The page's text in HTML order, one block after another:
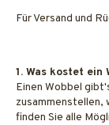
Für Versand und
1. Was kostet ein
Einen Wobbel
zusammenstellen,
finden Sie alle